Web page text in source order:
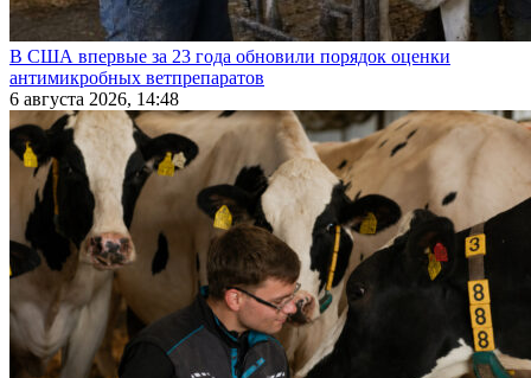
В США впервые за 23 года обновили порядок оценки
антимикробных ветпрепаратов
6 августа 2026, 14:48